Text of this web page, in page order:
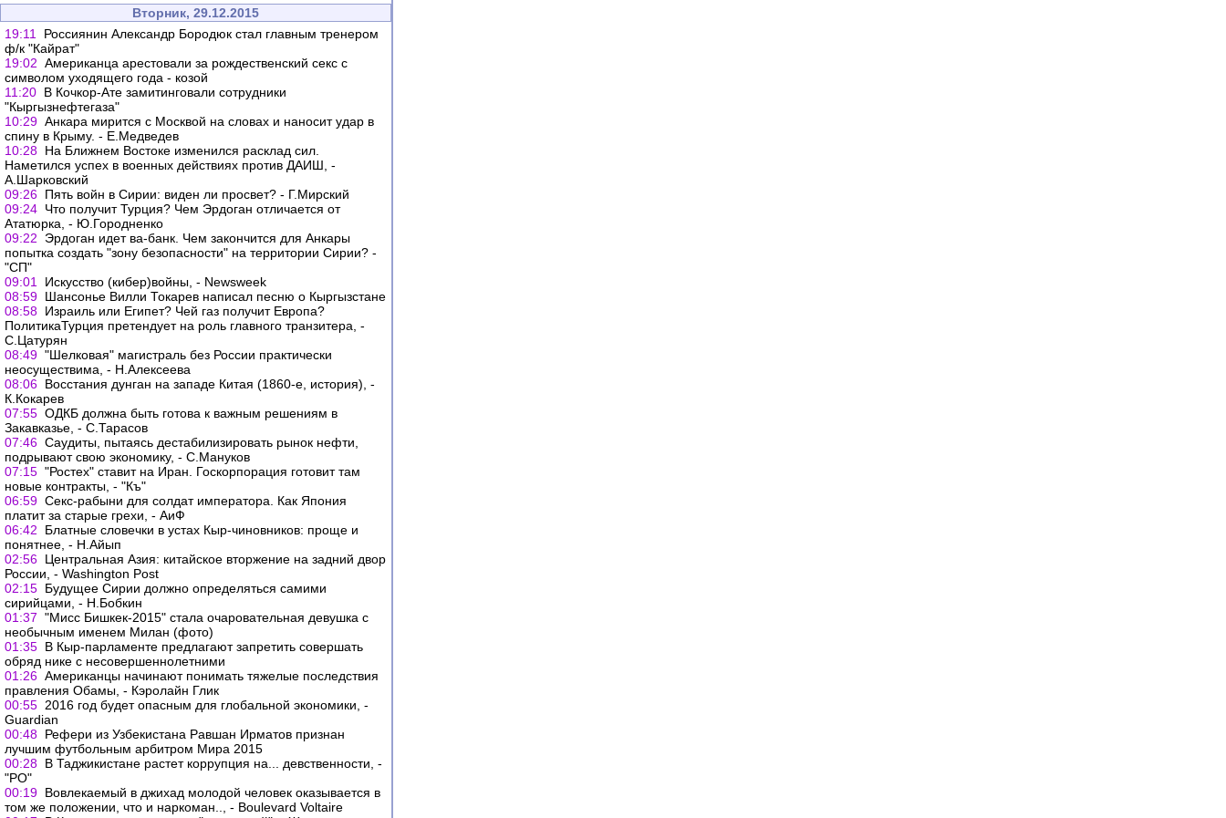
Вторник, 29.12.2015
19:11
Россиянин Александр Бородюк стал главным тренером
ф/к "Кайрат"
19:02 Американца арестовали за рождественский секс с
символом уходящего года - козой
11:20 В Кочкор-Ате замитинговали сотрудники
"Кыргызнефтегаза"
10:29 Анкара мирится с Москвой на словах и наносит удар в
спину в Крыму. - Е.Медведев
10:28 На Ближнем Востоке изменился расклад сил.
Наметился успех в военных действиях против ДАИШ, -
А.Шарковский
09:26 Пять войн в Сирии: виден ли просвет? - Г.Мирский
09:24 Что получит Турция? Чем Эрдоган отличается от
Ататюрка, - Ю.Городненко
09:22
Эрдоган идет ва-банк. Чем закончится для Анкары
попытка создать "зону безопасности" на территории Сирии? -
"СП"
09:01
Искусство (кибер)войны, - Newsweek
08:59 Шансонье Вилли Токарев написал песню о Кыргызстане
08:58 Израиль или Египет? Чей газ получит Европа?
ПолитикаТурция претендует на роль главного транзитера, -
С.Цатурян
08:49 "Шелковая" магистраль без России практически
неосуществима, - Н.Алексеева
08:06 Восстания дунган на западе Китая (1860-е, история), -
К.Кокарев
07:55 ОДКБ должна быть готова к важным решениям в
Закавказье, - С.Тарасов
07:46 Саудиты, пытаясь дестабилизировать рынок нефти,
подрывают свою экономику, - С.Мануков
07:15 "Ростех" ставит на Иран. Госкорпорация готовит там
новые контракты, - "Къ"
06:59 Секс-рабыни для солдат императора. Как Япония
платит за старые грехи, - АиФ
06:42
Блатные словечки в устах Кыр-чиновников: проще и
понятнее, - Н.Айып
02:56 Центральная Азия: китайское вторжение на задний двор
России, - Washington Post
02:15 Будущее Сирии должно определяться самими
сирийцами, - Н.Бобкин
01:37 "Мисс Бишкек-2015" стала очаровательная девушка с
необычным именем Милан (фото)
01:35 В Кыр-парламенте предлагают запретить совершать
обряд нике с несовершеннолетними
01:26 Американцы начинают понимать тяжелые последствия
правления Обамы, - Кэролайн Глик
00:55 2016 год будет опасным для глобальной экономики, -
Guardian
00:48 Рефери из Узбекистана Равшан Ирматов признан
лучшим футбольным арбитром Мира 2015
00:28 В Таджикистане растет коррупция на... девственности, -
"РО"
00:19 Вовлекаемый в джихад молодой человек оказывается в
том же положении, что и наркоман.., - Boulevard Voltaire